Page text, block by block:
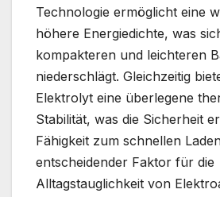
Technologie ermöglicht eine
höhere Energiedichte, was
kompakteren und leichteren
niederschlägt. Gleichzeitig
Elektrolyt eine überlegene
Stabilität, was die Sicherheit
Fähigkeit zum schnellen
entscheidender Faktor für die
Alltagstauglichkeit von